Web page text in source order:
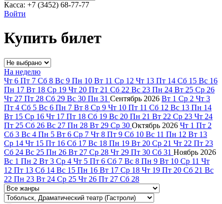
Касса: +7 (3452) 68-77-77
Войти
Купить билет
На неделю
Чт 6 Пт 7 Сб 8 Вс 9 Пн 10 Вт 11 Ср 12 Чт 13 Пт 14 Сб 15 Вс 16
Пн 17 Вт 18 Ср 19 Чт 20 Пт 21 Сб 22 Вс 23 Пн 24 Вт 25 Ср 26
Чт 27 Пт 28 Сб 29 Вс 30 Пн 31 Сентябрь 2026 Вт 1 Ср 2 Чт 3
Пт 4 Сб 5 Вс 6 Пн 7 Вт 8 Ср 9 Чт 10 Пт 11 Сб 12 Вс 13 Пн 14
Вт 15 Ср 16 Чт 17 Пт 18 Сб 19 Вс 20 Пн 21 Вт 22 Ср 23 Чт 24
Пт 25 Сб 26 Вс 27 Пн 28 Вт 29 Ср 30 Октябрь 2026 Чт 1 Пт 2
Сб 3 Вс 4 Пн 5 Вт 6 Ср 7 Чт 8 Пт 9 Сб 10 Вс 11 Пн 12 Вт 13
Ср 14 Чт 15 Пт 16 Сб 17 Вс 18 Пн 19 Вт 20 Ср 21 Чт 22 Пт 23
Сб 24 Вс 25 Пн 26 Вт 27 Ср 28 Чт 29 Пт 30 Сб 31 Ноябрь 2026
Вс 1 Пн 2 Вт 3 Ср 4 Чт 5 Пт 6 Сб 7 Вс 8 Пн 9 Вт 10 Ср 11 Чт
12 Пт 13 Сб 14 Вс 15 Пн 16 Вт 17 Ср 18 Чт 19 Пт 20 Сб 21 Вс
22 Пн 23 Вт 24 Ср 25 Чт 26 Пт 27 Сб 28